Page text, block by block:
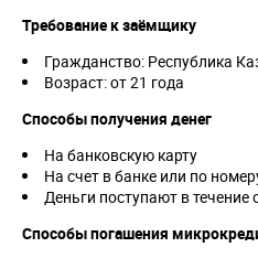
Требование к заёмщику
Гражданство: Республика
Возраст: от 21 года
Способы получения денег
На банковскую карту
На счет в банке или по
Деньги поступают в течение
Способы погашения